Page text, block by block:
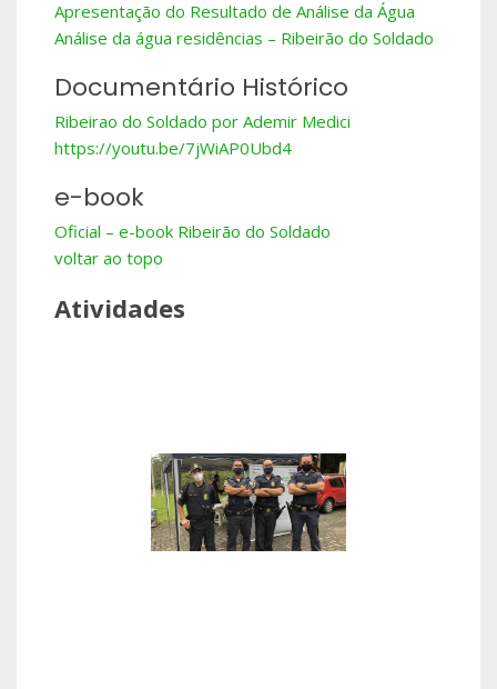
Apresentação do Resultado de Análise da Água
Análise da água residências – Ribeirão do Soldado
Documentário Histórico
Ribeirao do Soldado por Ademir Medici
https://youtu.be/7jWiAP0Ubd4
e-book
Oficial – e-book Ribeirão do Soldado
voltar ao topo
Atividades